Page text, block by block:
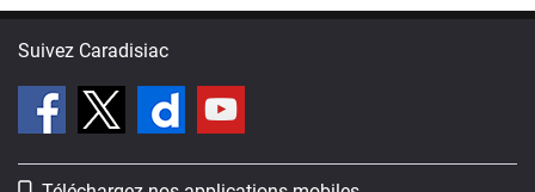
Suivez Caradisiac